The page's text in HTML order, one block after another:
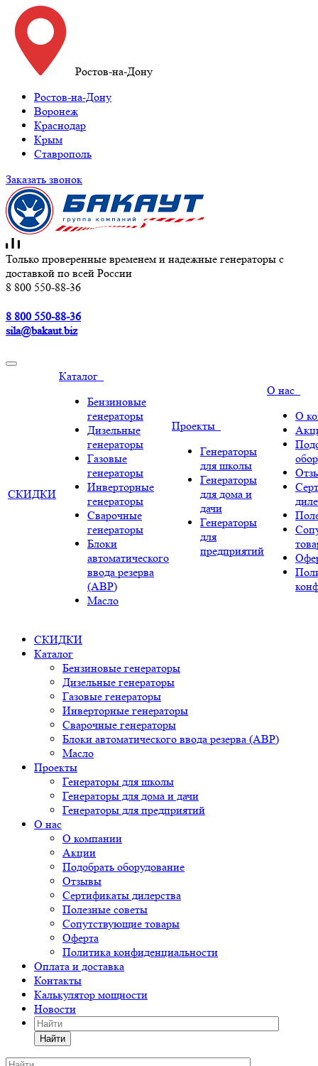
Ростов-на-Дону
Ростов-на-Дону
Воронеж
Краснодар
Крым
Ставрополь
Заказать звонок
Только проверенные временем и надежные генераторы с
доставкой по всей России
8 800 550-88-36
8 800 550-88-36
sila@bakaut.biz
СКИДКИ
Каталог
Бензиновые
генераторы
Дизельные
генераторы
Газовые
генераторы
Инверторные
генераторы
Сварочные
генераторы
Блоки
автоматического
ввода резерва
(АВР)
Масло
Проекты
Генераторы
для школы
Генераторы
для дома и
дачи
Генераторы
для
предприятий
О нас
О
СКИДКИ
Каталог
Бензиновые генераторы
Дизельные генераторы
Газовые генераторы
Инверторные генераторы
Сварочные генераторы
Блоки автоматического ввода резерва (АВР)
Масло
Проекты
Генераторы для школы
Генераторы для дома и дачи
Генераторы для предприятий
О нас
О компании
Акции
Подобрать оборудование
Отзывы
Сертификаты дилерства
Полезные советы
Сопутствующие товары
Оферта
Политика конфиденциальности
Оплата и доставка
Контакты
Калькулятор мощности
Новости
Найти